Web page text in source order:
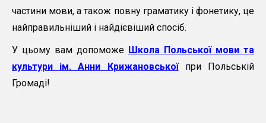
частини мови, а також повну граматику і фонетику, це
найправильніший і найдієвіший спосіб.
У цьому вам допоможе Школа Польської мови та
культури ім. Анни Крижановськоїпри Польській
Громаді!